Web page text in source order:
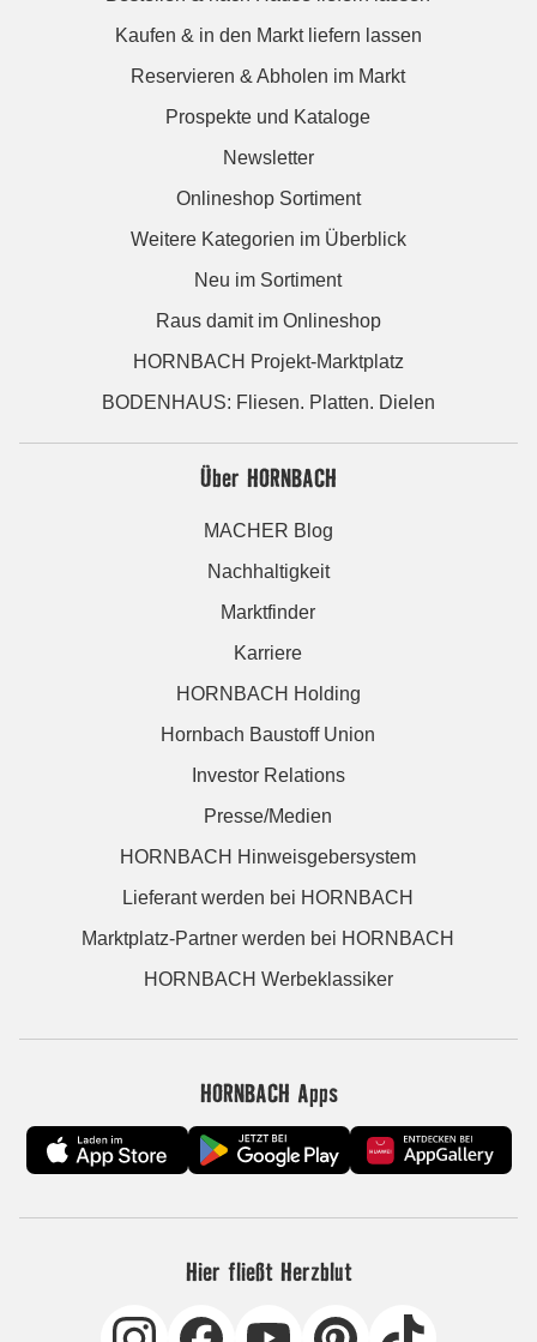
Kaufen & in den Markt liefern lassen
Reservieren & Abholen im Markt
Prospekte und Kataloge
Newsletter
Onlineshop Sortiment
Weitere Kategorien im Überblick
Neu im Sortiment
Raus damit im Onlineshop
HORNBACH Projekt-Marktplatz
BODENHAUS: Fliesen. Platten. Dielen
Über HORNBACH
MACHER Blog
Nachhaltigkeit
Marktfinder
Karriere
HORNBACH Holding
Hornbach Baustoff Union
Investor Relations
Presse/Medien
HORNBACH Hinweisgebersystem
Lieferant werden bei HORNBACH
Marktplatz-Partner werden bei HORNBACH
HORNBACH Werbeklassiker
HORNBACH Apps
Hier fließt Herzblut